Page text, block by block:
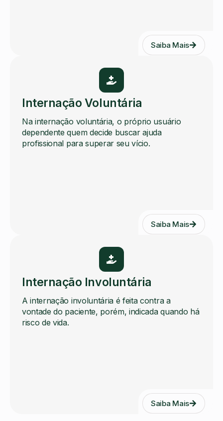
Saiba Mais
Internação Voluntária
Na internação voluntária, o próprio usuário
dependente quem decide buscar ajuda
profissional para superar seu vício.
Saiba Mais
Internação Involuntária
A internação involuntária é feita contra a
vontade do paciente, porém, indicada quando há
risco de vida.
Saiba Mais